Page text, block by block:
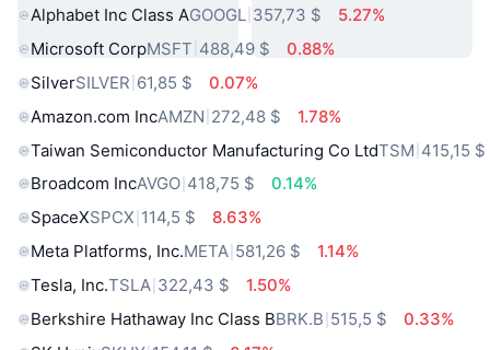
Alphabet Inc Class AGOOGL 357,73 $
5.27%
Microsoft CorpMSFT 488,49 $
0.88%
SilverSILVER 61,85 $
0.07%
Amazon.com IncAMZN 272,48 $
1.78%
Taiwan Semiconductor Manufacturing Co LtdTSM 415,15 $
Broadcom IncAVGO 418,75 $
0.14%
SpaceXSPCX 114,5 $
8.63%
Meta Platforms, Inc.META 581,26 $
1.14%
Tesla, Inc.TSLA 322,43 $
1.50%
Berkshire Hathaway Inc Class BBRK.B 515,5 $
0.33%